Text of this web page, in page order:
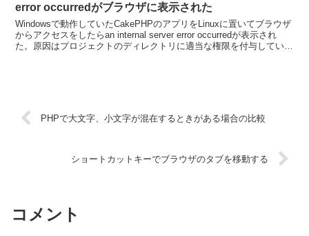
error occurredがブラウザに表示された
Windowsで動作していたCakePHPのアプリをLinuxに置いてブラウザ
からアクセスをしたらan internal server error occurredが表示され
た。原因はプロジェクトのディレクトリに適当な権限を付与していな
PHPで大文字、小文字が混在するときがある場合の比較
ショートカットキーでブラウザのタブを移動する
コメント